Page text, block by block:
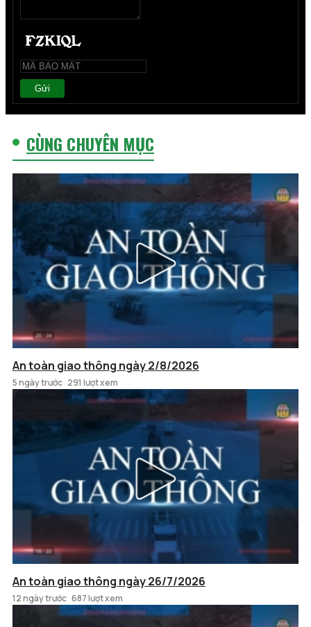
Gửi
CÙNG CHUYÊN MỤC
An toàn giao thông ngày 2/8/2026
5 ngày trước 291 lượt xem
An toàn giao thông ngày 26/7/2026
12 ngày trước 687 lượt xem